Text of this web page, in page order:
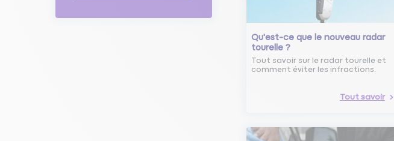
Qu'est-ce que le nouveau radar
tourelle ?
Tout savoir sur le radar tourelle et
comment éviter les infractions.
Tout savoir